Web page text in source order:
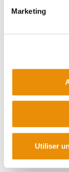
Marketing
Utiliser